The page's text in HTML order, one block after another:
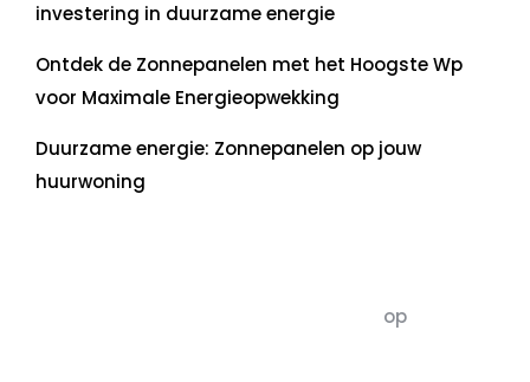
investering in duurzame energie
Ontdek de Zonnepanelen met het Hoogste Wp
voor Maximale Energieopwekking
Duurzame energie: Zonnepanelen op jouw
huurwoning
op